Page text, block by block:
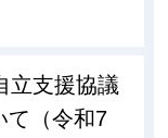
立支援協議
て（令和7